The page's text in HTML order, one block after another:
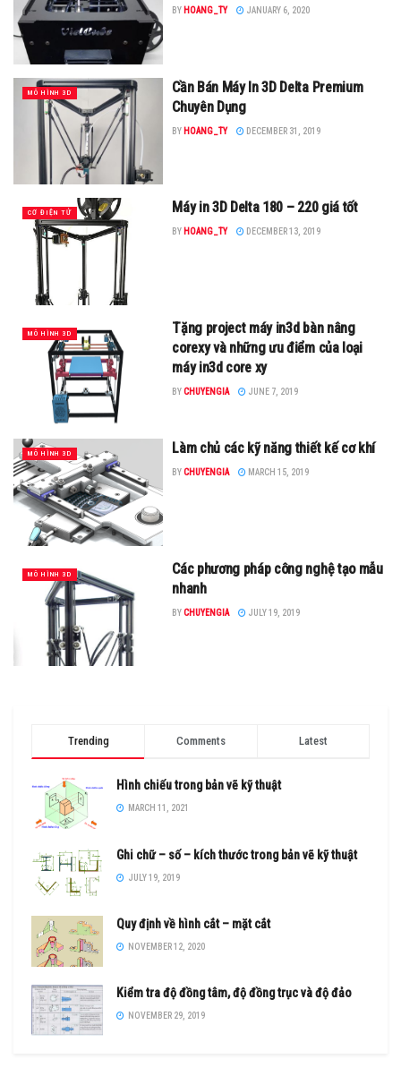
BY HOANG_TY JANUARY 6, 2020
MÔ HÌNH 3D
Cần Bán Máy In 3D Delta Premium
Chuyên Dụng
BY HOANG_TY DECEMBER 31, 2019
CƠ ĐIỆN TỬ Máy in 3D Delta 180 – 220 giá tốt
BY HOANG_TY DECEMBER 13, 2019
MÔ HÌNH 3D
Tặng project máy in3d bàn nâng
corexy và những ưu điểm của loại
máy in3d core xy
BYCHUYENGIA JUNE 7, 2019
MÔ HÌNH 3D Làm chủ các kỹ năng thiết kế cơ khí
BYCHUYENGIA MARCH 15, 2019
MÔ HÌNH 3D
Các phương pháp công nghệ tạo mẫu
nhanh
BYCHUYENGIA JULY 19, 2019
Trending Comments Latest
Hình chiếu trong bản vẽ kỹ thuật
MARCH 11, 2021
Ghi chữ – số – kích thước trong bản vẽ kỹ thuật
JULY 19, 2019
Quy định về hình cắt – mặt cắt
NOVEMBER 12, 2020
Kiểm tra độ đồng tâm, độ đồng trục và độ đảo
NOVEMBER 29, 2019